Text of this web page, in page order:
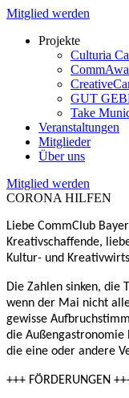
Mitglied werden
Projekte
Culturia
GUT
Take
Veranstaltungen
Mitglieder
Über uns
Mitglied werden
CORONA HILFEN
Liebe CommClub
Kreativschaffende,
Kultur- und
Die Zahlen sinken, die
wenn der Mai nicht
gewisse
die
die eine oder andere
+++ FÖRDERUNGEN